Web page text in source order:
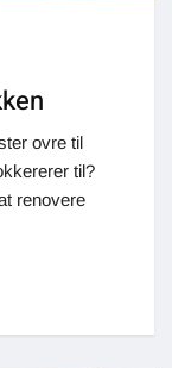
ovre til
til?
renovere